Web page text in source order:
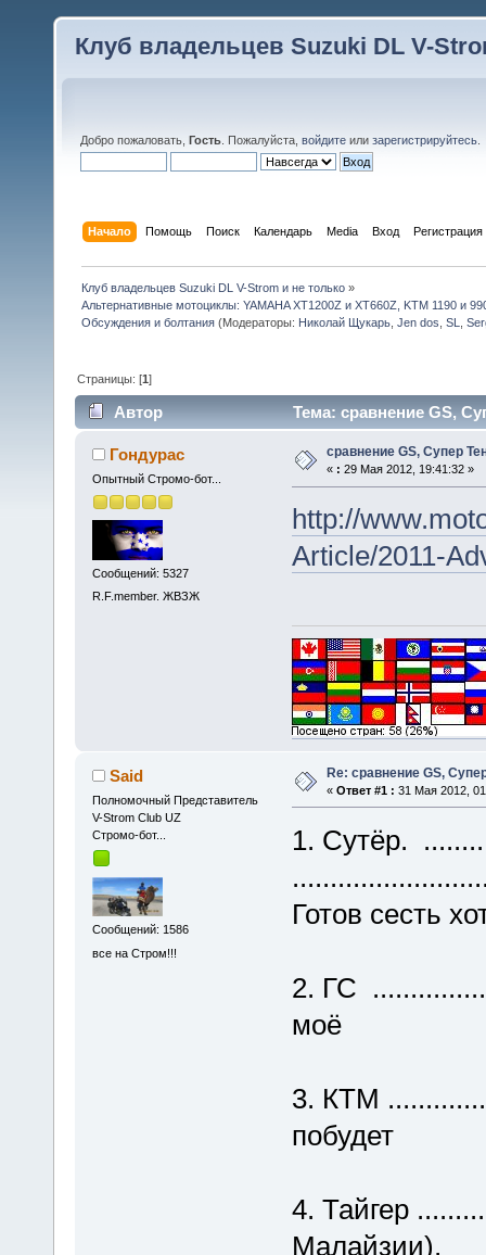
Клуб владельцев Suzuki DL V-
Добро пожаловать, Гость . Пожалуйста, войдите или зарегистрируйтесь
Начало Помощь Поиск Календарь Media Вход Регистрация
Клуб владельцев Suzuki DL V-Strom и не только »
Альтернативные мотоциклы: YAMAHA XT1200Z и XT660Z, KTM 1190 и
Обсуждения и болтания (Модераторы: Николай Щукарь ,Jen dos ,SL ,
Страницы: [1]
Автор Тема: сравнение GS,
Гондурас
Опытный Стромо-бот...
Сообщений: 5327
R.F.member. ЖВЗЖ
сравнение GS, Супер
« : 29 Мая 2012, 19:41:32 »
http://
Article/2011-
Said
Полномочный Представитель
V-Strom Club UZ
Стромо-бот...
Сообщений: 1586
все на Стром!!!
Re: сравнение GS,
« Ответ #1 : 31 Мая 2012,
1. Сутёр.
Готов сесть
2. ГС
моё
3. КТМ
побудет
4. Тайгер
Малайзии),